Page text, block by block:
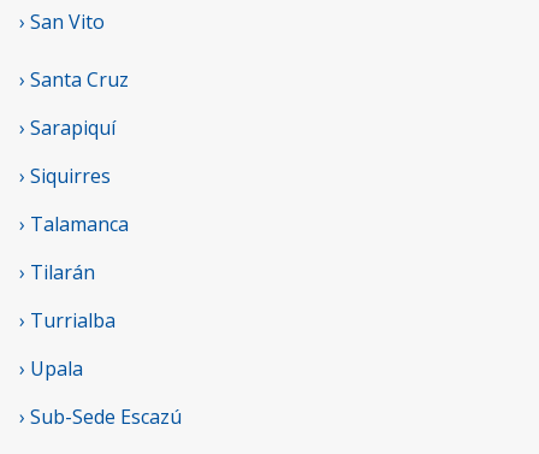
› San Vito
› Santa Cruz
› Sarapiquí
› Siquirres
› Talamanca
› Tilarán
› Turrialba
› Upala
› Sub-Sede Escazú